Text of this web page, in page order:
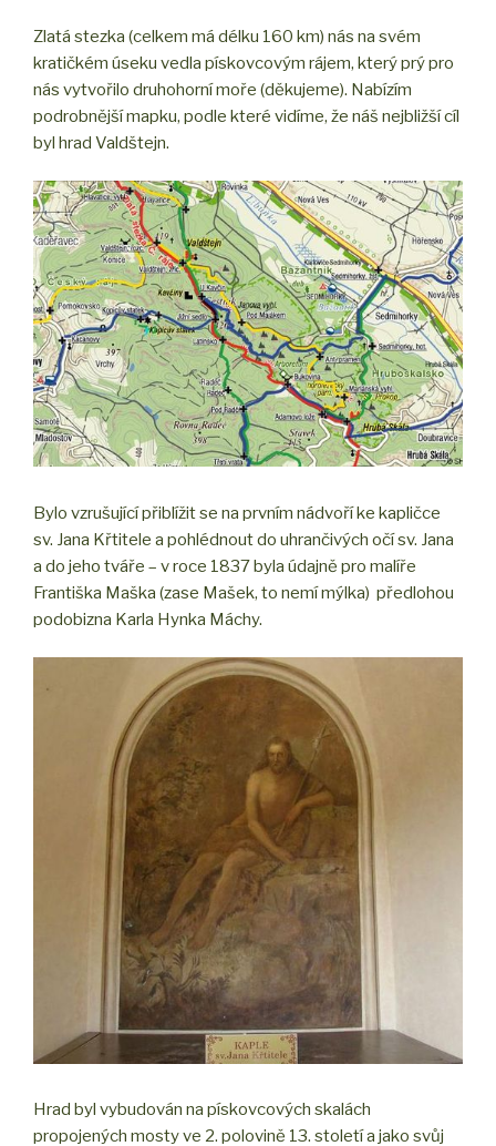
Zlatá stezka (celkem má délku 160 km) nás na svém
kratičkém úseku vedla pískovcovým rájem, který prý pro
nás vytvořilo druhohorní moře (děkujeme). Nabízím
podrobnější mapku, podle které vidíme, že náš nejbližší cíl
byl hrad Valdštejn.
Bylo vzrušující přiblížit se na prvním nádvoří ke kapličce
sv. Jana Křtitele a pohlédnout do uhrančivých očí sv. Jana
a do jeho tváře – v roce 1837 byla údajně pro malíře
Františka Maška (zase Mašek, to nemí mýlka) předlohou
podobizna Karla Hynka Máchy.
Hrad byl vybudován na pískovcových skalách
propojených mosty ve 2. polovině 13. století a jako svůj